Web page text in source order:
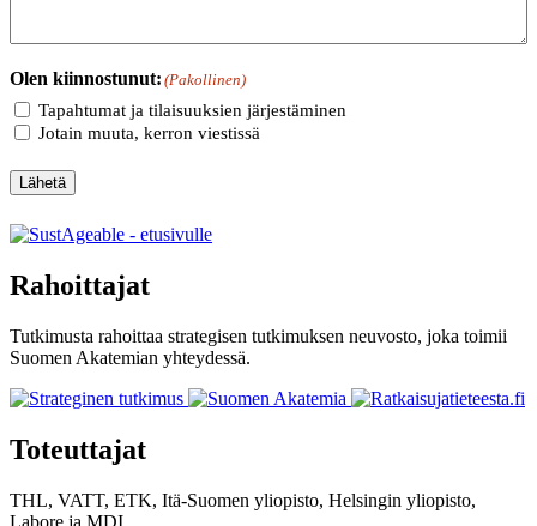
Olen kiinnostunut: (Pakollinen)
Tapahtumat ja tilaisuuksien järjestäminen
Jotain muuta, kerron viestissä
Lähetä
Rahoittajat
Tutkimusta rahoittaa strategisen tutkimuksen neuvosto, joka toimii
Suomen Akatemian yhteydessä.
Toteuttajat
THL, VATT, ETK, Itä-Suomen yliopisto, Helsingin yliopisto,
Labore ja MDI